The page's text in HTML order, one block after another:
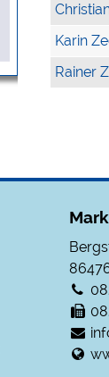
Karin
Rainer